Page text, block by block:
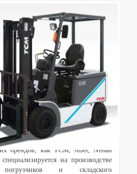
была образована в 2011 году
брендов, как TCM, Atlet, Nissan
на производстве
и складского